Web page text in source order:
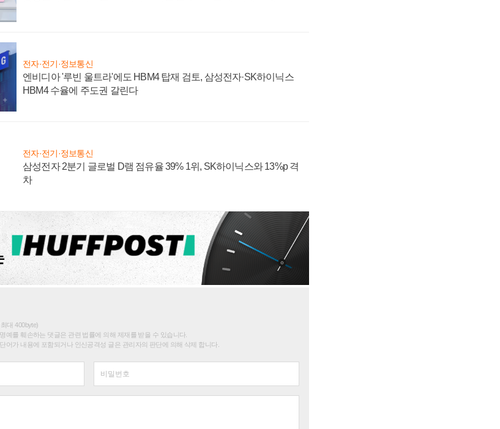
전자·전기·정보통신
엔비디아 '루빈 울트라'에도 HBM4 탑재 검토, 삼성전자·SK하이닉스
HBM4 수율에 주도권 갈린다
전자·전기·정보통신
삼성전자 2분기 글로벌 D램 점유율 39% 1위, SK하이닉스와 13%p 격
차
대 400byte)
예를 훼손하는 댓글은 관련 법률에 의해 제재를 받을 수 있습니다.
어가 내용에 포함되거나 인신공격성 글은 관리자의 판단에 의해 삭제 합니다.